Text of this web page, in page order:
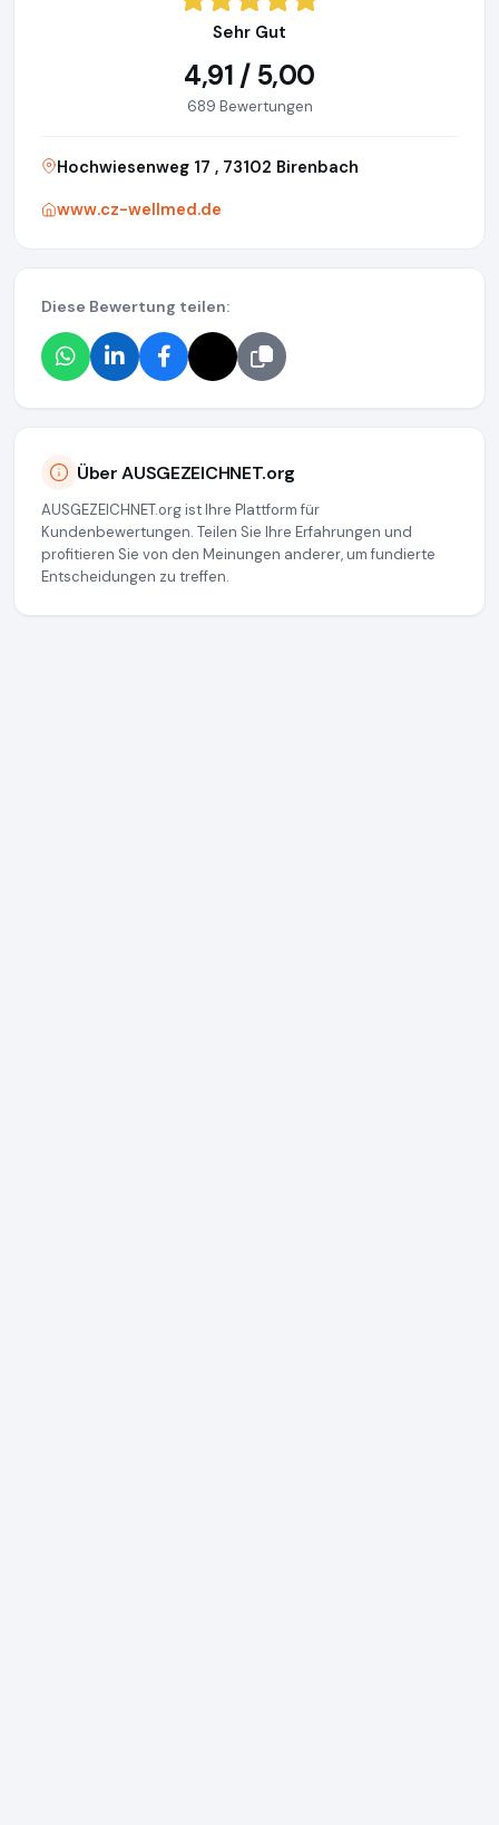
Sehr Gut
4,91 / 5,00
689 Bewertungen
Hochwiesenweg 17 , 73102 Birenbach
www.cz-wellmed.de
Diese Bewertung teilen:
Über AUSGEZEICHNET.org
AUSGEZEICHNET.org ist Ihre Plattform für
Kundenbewertungen. Teilen Sie Ihre Erfahrungen und
profitieren Sie von den Meinungen anderer, um fundierte
Entscheidungen zu treffen.